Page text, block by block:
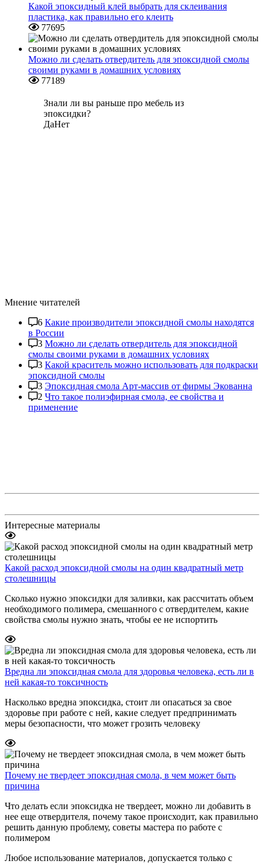
Какой эпоксидный клей выбрать для склеивания
пластика, как правильно его клеить
77695
Можно ли сделать отвердитель для эпоксидной смолы
своими руками в домашних условиях
77189
Знали ли вы раньше про мебель из
эпоксидки?
ДаНет
Мнение читателей
6 Какие производители эпоксидной смолы находятся
в России
3 Можно ли сделать отвердитель для эпоксидной
смолы своими руками в домашних условиях
3 Какой краситель можно использовать для подкраски
эпоксидной смолы
3 Эпоксидная смола Арт-массив от фирмы Экованна
2 Что такое полиэфирная смола, ее свойства и
применение
Интересные материалы
Какой расход эпоксидной смолы на один квадратный метр
столешницы
Сколько нужно эпоксидки для заливки, как рассчитать объем
необходимого полимера, смешанного с отвердителем, какие
свойства смолы нужно знать, чтобы ее не испортить
Вредна ли эпоксидная смола для здоровья человека, есть ли в
ней какая-то токсичность
Насколько вредна эпоксидка, стоит ли опасаться за свое
здоровье при работе с ней, какие следует предпринимать
меры безопасности, что может грозить человеку
Почему не твердеет эпоксидная смола, в чем может быть
причина
Что делать если эпоксидка не твердеет, можно ли добавить в
нее еще отвердителя, почему такое происходит, как правильно
решить данную проблему, советы мастера по работе с
полимером
Любое использование материалов, допускается только с